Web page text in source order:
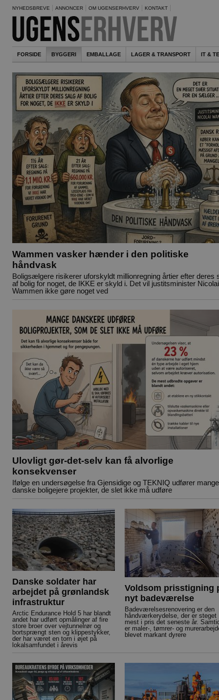
NYHEDSBREVE ANNONCER OM UGENSERHVERV KONTAKT
FORSIDE BYGGERI EMBALLAGE LAGER & TRANSPORT IT &
Wammen vasker hænder i den politiske
håndvask
Boligsælgere risikerer uforskyldt millionregning årtier efter deres
af bolig for noget, de IKKE er skyld i. Det vil justitsminister Nicolai
Wammen ikke gøre noget ved
Ulovligt gør-det-selv kan få alvorlige
konsekvenser
Ifølge en undersøgelse fra Gjensidige og TEKNIQ udfører mange
danske boligejere projekter, de slet ikke må udføre
Danske soldater har
arbejdet på grønlandsk
infrastruktur
Arctic Endurance Hold 5 har blandt
andet har udført opmålinger af fire
store broer over vejtunnelrør og
bortsprængt sten og klippestykker,
der har været en torn i øjet på
lokalsamfundet i årevis
Voldsom prisstigning
nyt badeværelse
Badeværelsesrenovering er den
håndværkerydelse, der er steget
mest i pris det seneste år.
er maler-, tømrer- og
blevet markant dyrere